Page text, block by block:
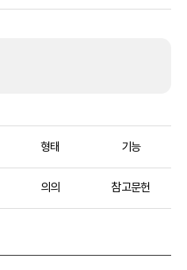
형태 기능
의의 참고문헌